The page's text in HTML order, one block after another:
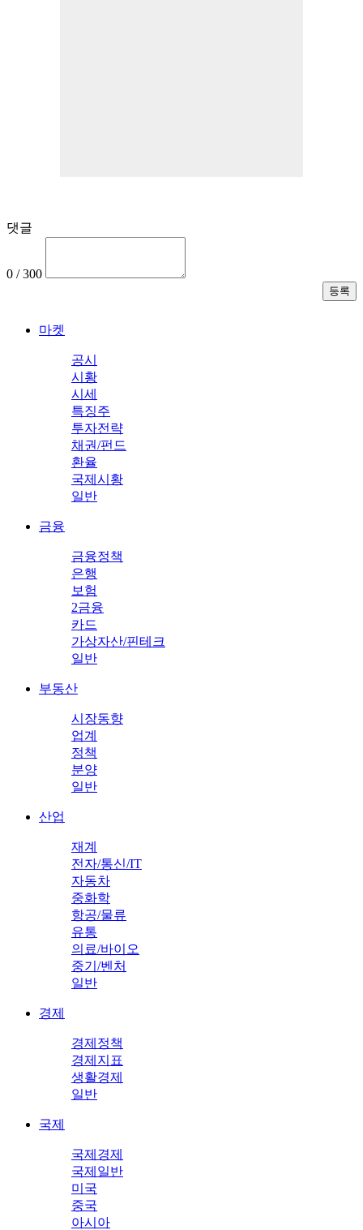
댓글
0 / 300
마켓
공시
시황
시세
특징주
투자전략
채권/펀드
환율
국제시황
일반
금융
금융정책
은행
보험
2금융
카드
가상자산/핀테크
일반
부동산
시장동향
업계
정책
분양
일반
산업
재계
전자/통신/IT
자동차
중화학
항공/물류
유통
의료/바이오
중기/벤처
일반
경제
경제정책
경제지표
생활경제
일반
국제
국제경제
국제일반
미국
중국
아시아